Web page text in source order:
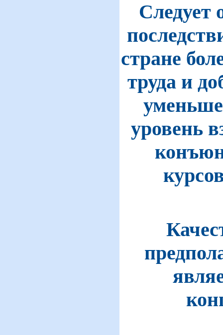
Следует
стране
труда и
уровень